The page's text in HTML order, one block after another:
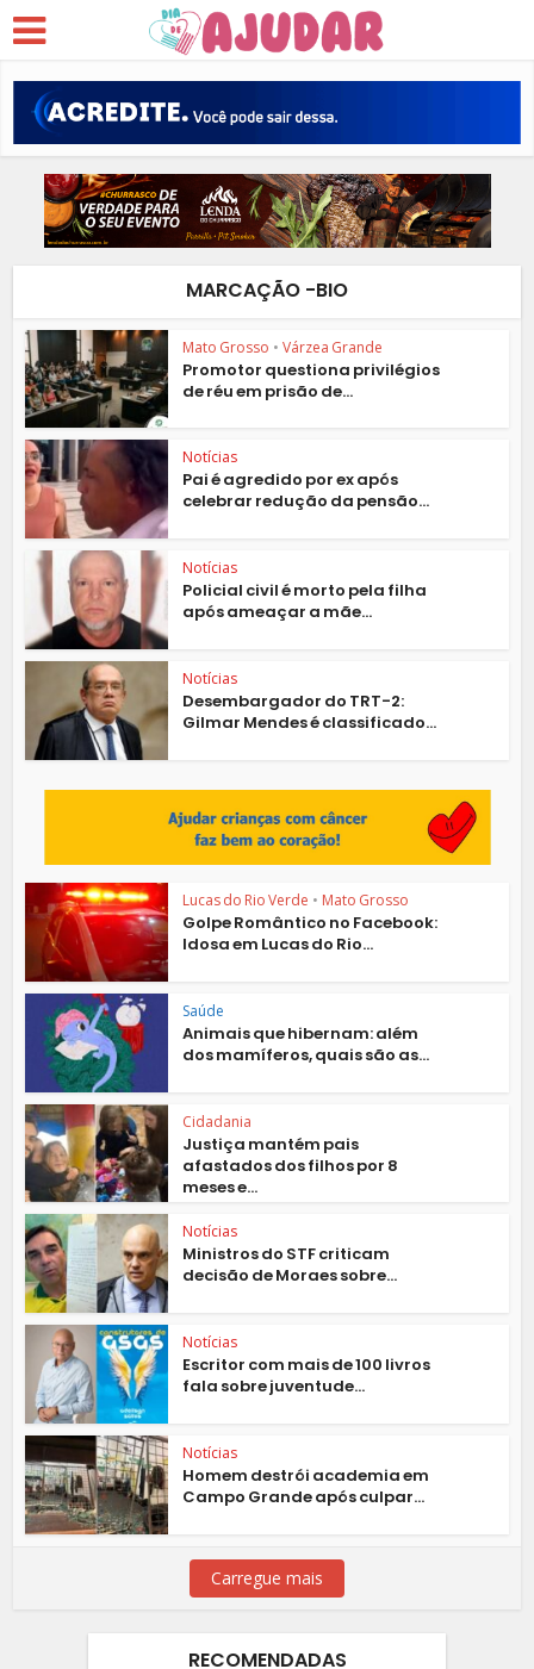
MARCAÇÃO -BIO
Mato Grosso • Várzea Grande
Promotor questiona privilégios
de réu em prisão de...
Notícias
Pai é agredido por ex após
celebrar redução da pensão...
Notícias
Policial civil é morto pela filha
após ameaçar a mãe...
Notícias
Desembargador do TRT-2:
Gilmar Mendes é classificado...
Lucas do Rio Verde • Mato Grosso
Golpe Romântico no Facebook:
Idosa em Lucas do Rio...
Saúde
Animais que hibernam: além
dos mamíferos, quais são as...
Cidadania
Justiça mantém pais
afastados dos filhos por 8
meses e...
Notícias
Ministros do STF criticam
decisão de Moraes sobre...
Notícias
Escritor com mais de 100 livros
fala sobre juventude...
Notícias
Homem destrói academia em
Campo Grande após culpar...
Carregue mais
RECOMENDADAS